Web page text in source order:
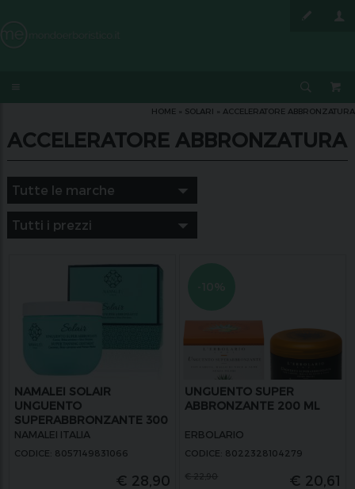
HOME » SOLARI » ACCELERATORE ABBRONZATURA
ACCELERATORE ABBRONZATURA
NAMALEI SOLAIR
UNGUENTO
SUPERABBRONZANTE 300
ML
NAMALEI ITALIA
CODICE: 8057149831066
€ 28,90
UNGUENTO SUPER
ABBRONZANTE 200 ML
ERBOLARIO
CODICE: 8022328104279
€ 20,61